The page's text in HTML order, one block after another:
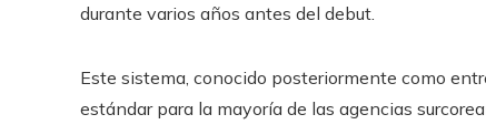
durante varios años antes del debut.
Este sistema, conocido posteriormente como
estándar para la mayoría de las agencias